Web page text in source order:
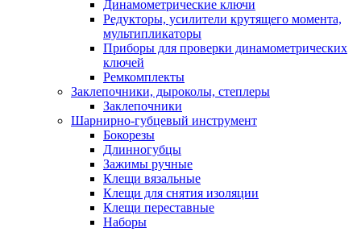
Динамометрические ключи
Редукторы, усилители крутящего момента,
мультипликаторы
Приборы для проверки динамометрических
ключей
Ремкомплекты
Заклепочники, дыроколы, степлеры
Заклепочники
Шарнирно-губцевый инструмент
Бокорезы
Длинногубцы
Зажимы ручные
Клещи вязальные
Клещи для снятия изоляции
Клещи переставные
Наборы